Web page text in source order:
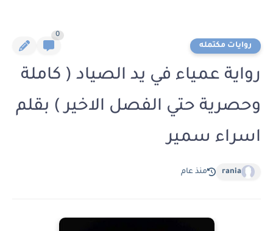
روايات مكتمله
0
رواية عمياء في يد الصياد ( كاملة
وحصرية حتي الفصل الاخير ) بقلم
اسراء سمير
rania منذ عام